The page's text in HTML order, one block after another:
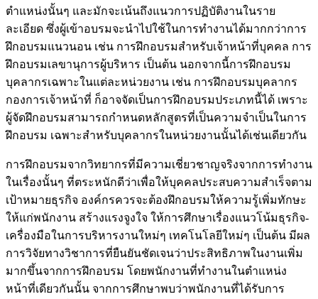
ตำแหน่งนั้นๆ และมักจะเน้นถึงแนวการปฏิบัติงานในราย
ละเอียด ซึ่งผู้เข้าอบรมจะนำไปใช้ในการทำงานได้มากกว่าการ
ฝึกอบรมแนวนอน เช่น การฝึกอบรมสำหรับเจ้าหน้าที่บุคคล การ
ฝึกอบรมเลขานุการผู้บริหาร เป็นต้น นอกจากนี้การฝึกอบรม
บุคลากรเฉพาะในแต่ละหน่วยงาน เช่น การฝึกอบรมบุคลากร
กองการเจ้าหน้าที่ ก็อาจจัดเป็นการฝึกอบรมประเภทนี้ได้ เพราะ
ผู้จัดฝึกอบรมสามารถกำหนดหลักสูตรที่เป็นความจำเป็นในการ
ฝึกอบรม เฉพาะสำหรับบุคลากรในหน่วยงานนั้นได้เช่นเดียวกัน
การฝึกอบรมจากวิทยากรที่มีความเชี่ยวชาญจริงจากการทำงาน
ในเรื่องนั้นๆ ที่ตระหนักดีว่าเพื่อให้บุคคลประสบความสำเร็จตาม
เป้าหมายธุรกิจ องค์กรควรจะต้องฝึกอบรมให้ความรู้เพิ่มทักษะ
ให้แก่พนักงาน สร้างแรงจูงใจ ให้การศึกษาเรื่องแนวโน้มธุรกิจ-
เครื่องมือในการบริหารงานใหม่ๆ เทคโนโลยีใหม่ๆ เป็นต้น มีผล
การวิจัยทางวิชาการที่ยืนยันชัดเจนว่าประสิทธิภาพในงานเพิ่ม
มากขึ้นจากการฝึกอบรม โดยพนักงานที่ทำงานในตำแหน่ง
หน้าที่เดียวกันนั้น จากการศึกษาพบว่าพนักงานที่ได้รับการ